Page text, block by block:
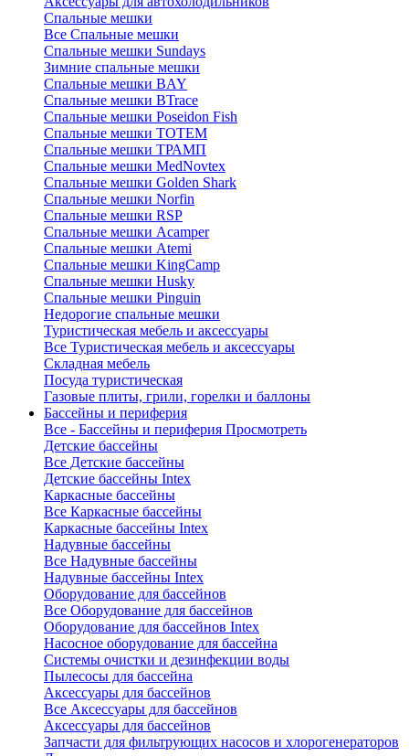
Спальные мешки
Все Спальные мешки
Спальные мешки Sundays
Зимние спальные мешки
Спальные мешки BAY
Спальные мешки BTrace
Спальные мешки Poseidon Fish
Спальные мешки ТОТЕМ
Спальные мешки ТРАМП
Cпальные мешки MedNovtex
Спальные мешки Golden Shark
Спальные мешки Norfin
Спальные мешки RSP
Спальные мешки Acamper
Спальные мешки Atemi
Спальные мешки KingCamp
Спальные мешки Husky
Спальные мешки Pinguin
Недорогие спальные мешки
Туристическая мебель и аксессуары
Все Туристическая мебель и аксессуары
Складная мебель
Посуда туристическая
Газовые плиты, грили, горелки и баллоны
Бассейны и периферия
Все - Бассейны и периферия Просмотреть
Детские бассейны
Все Детские бассейны
Детские бассейны Intex
Каркасные бассейны
Все Каркасные бассейны
Каркасные бассейны Intex
Надувные бассейны
Все Надувные бассейны
Надувные бассейны Intex
Оборудование для бассейнов
Все Оборудование для бассейнов
Оборудование для бассейнов Intex
Насосное оборудование для бассейна
Системы очистки и дезинфекции воды
Пылесосы для бассейна
Аксессуары для бассейнов
Все Аксессуары для бассейнов
Аксессуары для бассейнов
Запчасти для фильтрующих насосов и хлорогенераторов